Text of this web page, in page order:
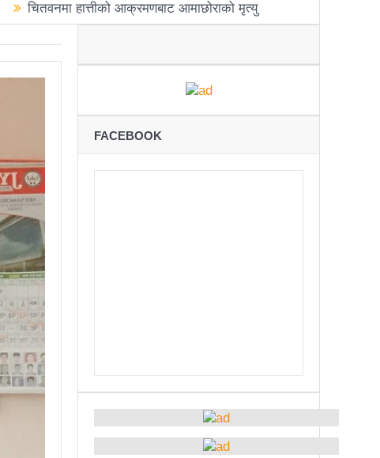
चितवनमा हात्तीको आक्रमणबाट आमाछोराको मृत्यु
हुने
शान्तिपूर्ण रुपमा मतदान सम्पन्न
कविता – अपजश
समय बुझेर बाटो खुलाउन मन्त्री घिसिङको म्यासेज
अनुरोध – प्रेमविनोद नन्दन
अध्यक्षमा जिलिङका पुडासैनी
स्वच्छताका लागि ३९२ साइकल यात्रीको सचेतनामूलक र्‍याली
पत्रकारको मृत्यु
FACEBOOK